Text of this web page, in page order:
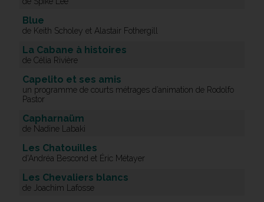
Blue
de Keith Scholey et Alastair Fothergill
La Cabane à histoires
de Célia Rivière
Capelito et ses amis
un programme de courts métrages d’animation de Rodolfo
Pastor
Capharnaüm
de Nadine Labaki
Les Chatouilles
d'Andréa Bescond et Éric Métayer
Les Chevaliers blancs
de Joachim Lafosse